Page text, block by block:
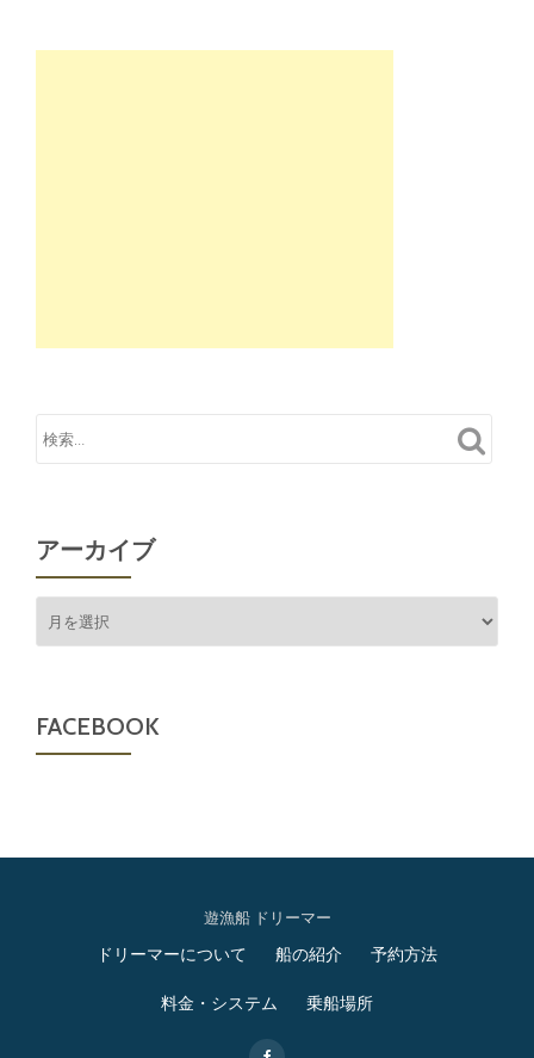
アーカイブ
ー
FACEBOOK
遊漁船 ドリーマー
ドリーマーについて 船の紹介 予約方法
料金・システム 乗船場所
-